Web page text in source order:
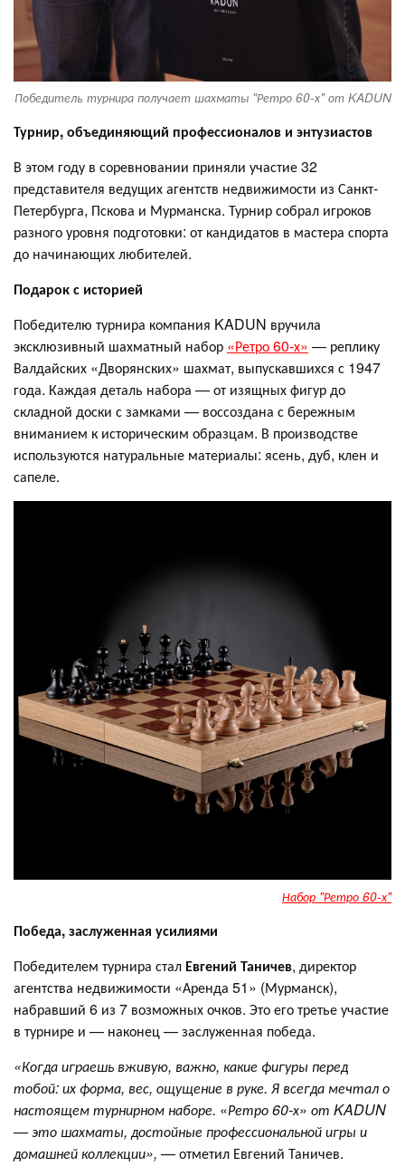
Победитель турнира получает шахматы "Ретро 60-х" от KADUN
Турнир, объединяющий профессионалов и энтузиастов
В этом году в соревновании приняли участие 32
представителя ведущих агентств недвижимости из Санкт-
Петербурга, Пскова и Мурманска. Турнир собрал игроков
разного уровня подготовки: от кандидатов в мастера спорта
до начинающих любителей.
Подарок с историей
Победителю турнира компания KADUN вручила
эксклюзивный шахматный набор «Ретро 60-х» — реплику
Валдайских «Дворянских» шахмат, выпускавшихся с 1947
года. Каждая деталь набора — от изящных фигур до
складной доски с замками — воссоздана с бережным
вниманием к историческим образцам. В производстве
используются натуральные материалы: ясень, дуб, клен и
сапеле.
Набор "Ретро 60-х"
Победа, заслуженная усилиями
Победителем турнира стал Евгений Таничев, директор
агентства недвижимости «Аренда 51» (Мурманск),
набравший 6 из 7 возможных очков. Это его третье участие
в турнире и — наконец — заслуженная победа.
«Когда играешь вживую, важно, какие фигуры перед
тобой: их форма, вес, ощущение в руке. Я всегда мечтал о
настоящем турнирном наборе. «Ретро 60-х» от KADUN
— это шахматы, достойные профессиональной игры и
домашней коллекции», — отметил Евгений Таничев.